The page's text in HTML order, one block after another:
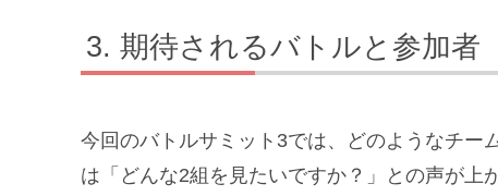
期待されるバトルと参加者
今回のバトルサミット3では、どのようなチー
は「どんな2組を見たいですか？」との声が上